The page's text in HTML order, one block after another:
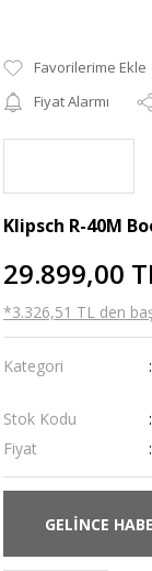
Fiyat Alarmı
Klipsch R-40M
29.899,00
*3.326,51 TL den
Kategori
Stok Kodu
Fiyat
GELİNCE